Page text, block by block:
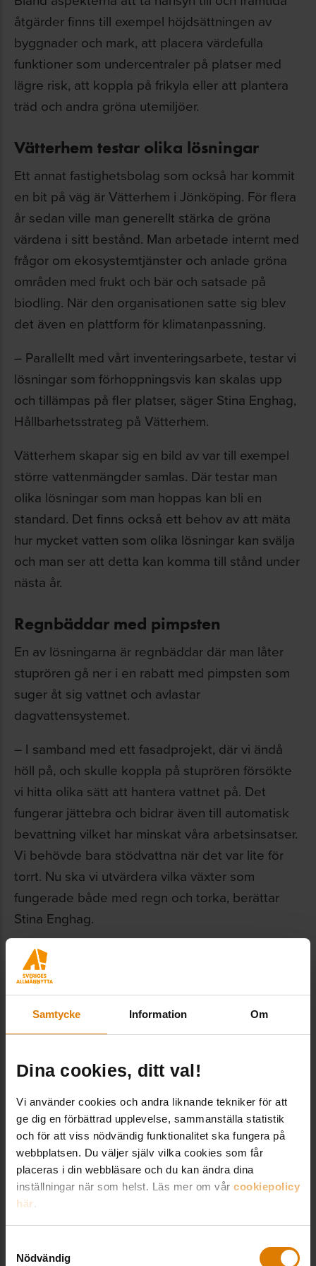
Samtycke Information Om
Dina cookies, ditt val!
Vi använder cookies och andra liknande tekniker för att
ge dig en förbättrad upplevelse, sammanställa statistik
och för att viss nödvändig funktionalitet ska fungera på
webbplatsen. Du väljer själv vilka cookies som får
placeras i din webbläsare och du kan ändra dina
inställningar när som helst. Läs mer om vår cookiepolicy
här.
Nödvändig
åtgärder finns till exempel höjdsättningen av
byggnader och mark, att placera värdefulla
funktioner som undercentraler på platser med
lägre risk, att koppla på frikyla eller att plantera
träd och andra gröna utemiljöer.
Vätterhem testar olika lösningar
Ett annat fastighetsbolag som också har kommit
en bit på väg är Vätterhem i Jönköping. För flera
år sedan ville man generellt stärka de gröna
värdena i sitt bestånd. Man arbetade internt med
frågor om ekosystemtjänster och anlade gröna
områden med frukt och bär och satsade på
biodling. När den organisationen satte sig blev
det även en plattform för klimatanpassning.
– Parallellt med vårt inventeringsarbete, testar vi
lösningar som förhoppningsvis kan skalas upp
och tillämpas på fler platser, säger Stina Enghag,
Hållbarhetsstrateg på Vätterhem.
Vätterhem skapar sig en bild av var till exempel
större vattenmängder samlas. Där testar man
olika lösningar som man hoppas kan bli en
standard. Det finns också ett behov av att mäta
hur mycket vatten som olika lösningar kan svälja
och man ser att detta kan komma till stånd under
nästa år.
Regnbäddar med pimpsten
En av lösningarna är regnbäddar där man låter
stuprören gå ner i en rabatt med pimpsten som
suger åt sig vattnet och avlastar
dagvattensystemet.
– I samband med ett fasadprojekt, där vi ändå
höll på, och skulle koppla på stuprören försökte
vi hitta olika sätt att hantera vattnet på. Det
fungerar jättebra och bidrar även till automatisk
bevattning vilket har minskat våra arbetsinsatser.
Vi behövde bara stödvattna när det var lite för
torrt. Nu ska vi utvärdera vilka växter som
fungerade både med regn och torka, berättar
Stina Enghag.
Nergrävda vattentankar
I samband med ett takprojekt valde Vätterhem
att också gräva ner sin första regnvattentank.
Regnvatten leds, via stuprör, ner i en tolv
vatten. Det används sedan till bevattning av
grönytor men även till sopmaskinen som sopar
grus på gatorna. Nu finns tankarna på flera
ställen i beståndet, där även hyresgästerna får ta
av vattnet till sina odlingslådor.
Enligt henne är Vätterhem, som fastighetsbolag,
skyldiga att klimatanpassa sitt bestånd och att
ekonomin så kommer klimatförändringarna att